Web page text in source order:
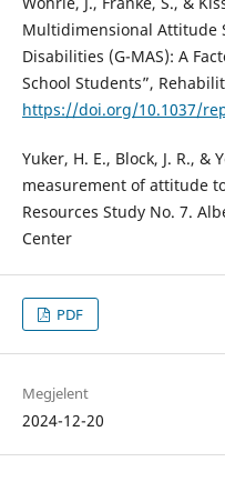
Multidimensional Attitude
Disabilities (G-MAS): A
School Students”,
https://doi.org/10.1037/
Yuker, H. E., Block, J. R., &
measurement of attitude
Resources Study No. 7.
Center
PDF
Megjelent
2024-12-20